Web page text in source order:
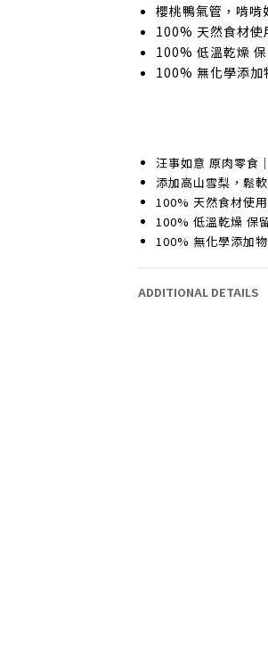
櫻桃鴨氣管，啃啃
100% 天然食材使
100% 低溫乾燥
100% 無化學添加
汪事如意 原肉零
添加高山雪梨，鬆
100% 天然食材使用
100% 低溫乾燥 保
100% 無化學添加
ADDITIONAL DETAILS